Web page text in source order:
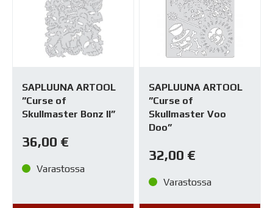
SAPLUUNA ARTOOL
”Curse of
Skullmaster Bonz II”
36,00 €
Varastossa
SAPLUUNA ARTOOL
”Curse of
Skullmaster Voo
Doo”
32,00 €
Varastossa